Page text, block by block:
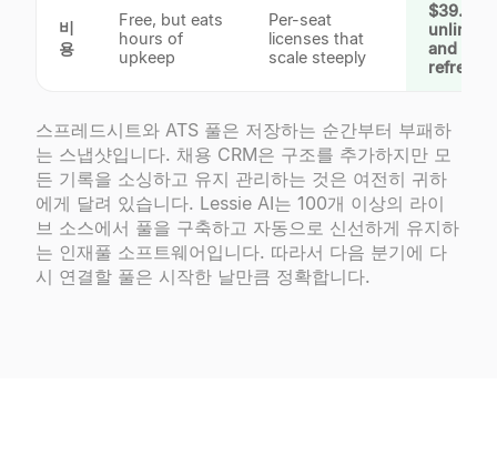
비
용
Free, but eats
hours of
upkeep
Per-seat
licenses that
scale steeply
$39.9/
and self-
스프레드시트와 ATS 풀은 저장하는 순간부터 부패하
는 스냅샷입니다. 채용 CRM은 구조를 추가하지만 모
든 기록을 소싱하고 유지 관리하는 것은 여전히 귀하
에게 달려 있습니다. Lessie AI는 100개 이상의 라이
브 소스에서 풀을 구축하고 자동으로 신선하게 유지하
는 인재풀 소프트웨어입니다. 따라서 다음 분기에 다
시 연결할 풀은 시작한 날만큼 정확합니다.